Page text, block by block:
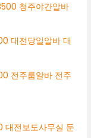
청주야간알바
대전당일알바 대
전주룸알바 전주
대전보도사무실 둔